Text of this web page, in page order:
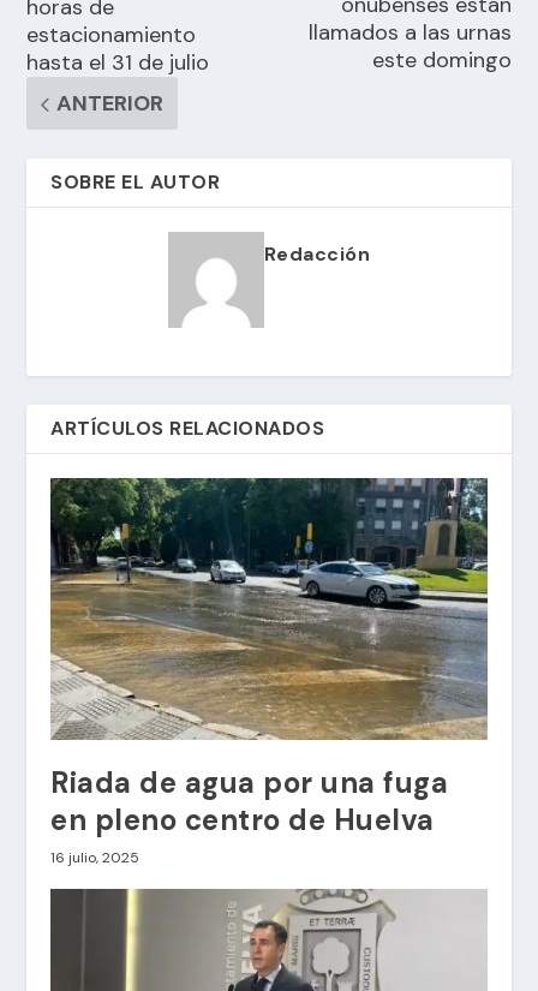
horas de
estacionamiento
hasta el 31 de julio
ANTERIOR
llamados a las urnas
este domingo
SOBRE EL AUTOR
Redacción
ARTÍCULOS RELACIONADOS
Riada de agua por una fuga
en pleno centro de Huelva
16 julio, 2025